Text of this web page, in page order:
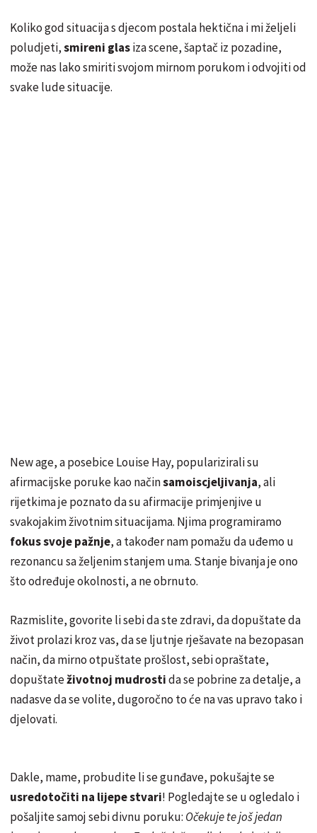
Koliko god situacija s djecom postala hektična i mi željeli
poludjeti,smireni glasiza scene, šaptač iz pozadine,
može nas lako smiriti svojom mirnom porukom i odvojiti od
svake lude situacije.
New age, a posebice Louise Hay, popularizirali su
afirmacijske poruke kao načinsamoiscjeljivanja, ali
rijetkima je poznato da su afirmacije primjenjive u
svakojakim životnim situacijama. Njima programiramo
fokus svoje pažnje, a također nam pomažu da uđemo u
rezonancu sa željenim stanjem uma. Stanje bivanja je ono
što određuje okolnosti, a ne obrnuto.
Razmislite, govorite li sebi da ste zdravi, da dopuštate da
život prolazi kroz vas, da se ljutnje rješavate na bezopasan
način, da mirno otpuštate prošlost, sebi opraštate,
dopuštateživotnoj mudrostida se pobrine za detalje, a
nadasve da se volite, dugoročno to će na vas upravo tako i
djelovati.
Dakle, mame, probudite li se gunđave, pokušajte se
usredotočiti na lijepe stvari! Pogledajte se u ogledalo i
pošaljite samoj sebi divnu poruku: Očekuje te još jedan